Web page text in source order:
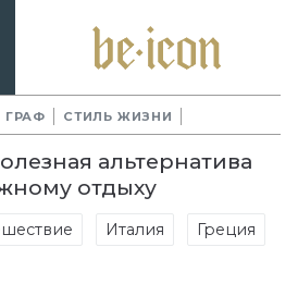
ГРАФ СТИЛЬ ЖИЗНИ
альтернатива
отдыху
Италия Греция